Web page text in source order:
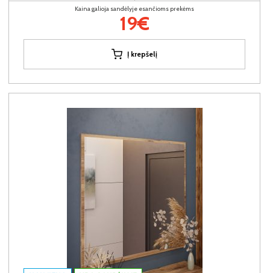
Kaina galioja sandėlyje esančioms prekėms
19€
Į krepšelį